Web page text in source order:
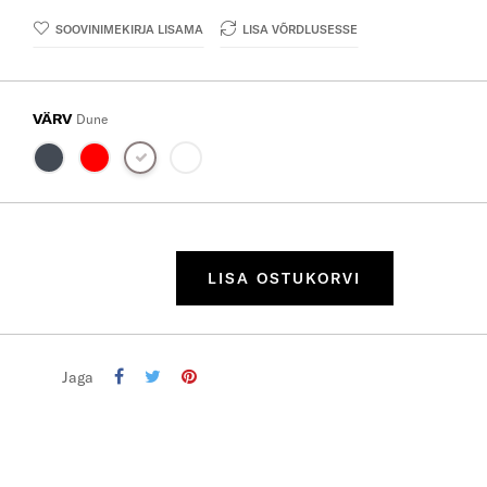
SOOVINIMEKIRJA LISAMA LISA VÕRDLUSESSE
VÄRV Dune
LISA OSTUKORVI
Jaga